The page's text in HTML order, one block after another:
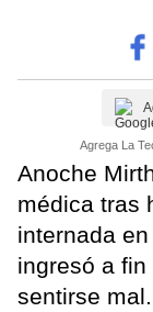
Agrega La
Anoche
médica tras
internada
ingresó a
sentirse